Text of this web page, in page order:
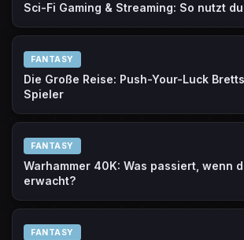
Sci-Fi Gaming & Streaming: So nutzt
FANTASY
Die Große Reise: Push-Your-Luck
Spieler
FANTASY
Warhammer 40K: Was passiert, wenn
erwacht?
FANTASY